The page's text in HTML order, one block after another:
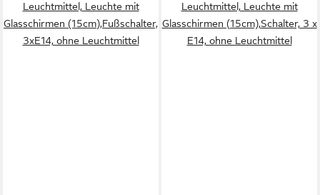
Leuchtmittel, Leuchte mit
Glasschirmen (15cm),Fußschalter,
3xE14, ohne Leuchtmittel
Leuchtmittel, Leuchte mit
Glasschirmen (15cm),Schalter, 3 x
E14, ohne Leuchtmittel